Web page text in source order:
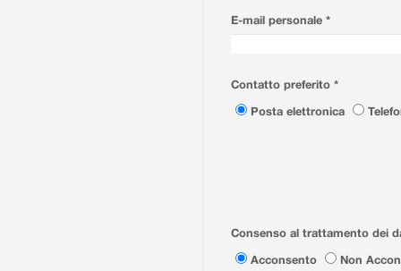
E-mail personale *
Contatto preferito *
Posta elettronica
Consenso al trattamento dei
Acconsento
Non